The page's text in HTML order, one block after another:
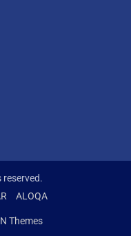
ALOQA
Themes